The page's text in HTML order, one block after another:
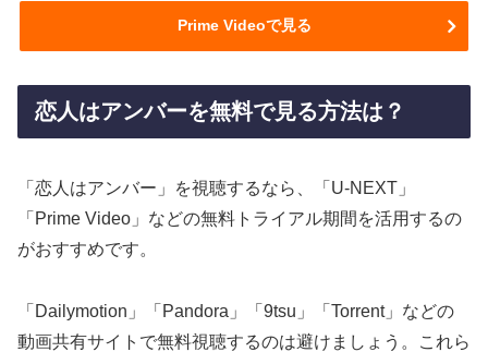
Prime Videoで見る
恋人はアンバーを無料で見る方法は？
「恋人はアンバー」を視聴するなら、「U-NEXT」
「Prime Video」などの無料トライアル期間を活用するの
がおすすめです。
「Dailymotion」「Pandora」「9tsu」「Torrent」などの
動画共有サイトで無料視聴するのは避けましょう。これら